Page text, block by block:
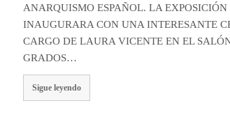
ANARQUISMO ESPAÑOL. LA EXPOSICIÓN
INAUGURARA CON UNA INTERESANTE
CARGO DE LAURA VICENTE EN EL
GRADOS…
Sigue leyendo